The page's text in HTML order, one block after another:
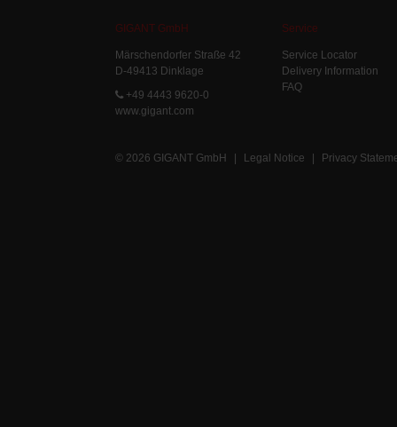
GIGANT GmbH
Märschendorfer Straße 42
D-49413 Dinklage
+49 4443 9620-0
www.gigant.com
Service
Service Locator
Delivery Information
FAQ
© 2026 GIGANT GmbH | Legal Notice | Privacy